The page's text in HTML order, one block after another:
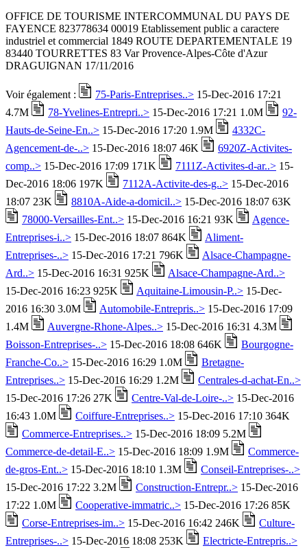
OFFICE DE TOURISME INTERCOMMUNAL DU PAYS DE
FAYENCE 823778634 00019 Etablissement public a caractere
industriel et commercial 1849 ROUTE DEPARTEMENTALE 19
83440 TOURRETTES 83 Var Provence-Alpes-Côte d'Azur
DRAGUIGNAN 17/11/2016
Voir également : 75-Paris-Entreprises..> 15-Dec-2016 17:21
4.7M
78-Yvelines-Entrepri..> 15-Dec-2016 17:21 1.0M
92-
Hauts-de-Seine-En..> 15-Dec-2016 17:20 1.9M
4332C-
Agencement-de-..> 15-Dec-2016 18:07 46K
6920Z-Activites-
comp..> 15-Dec-2016 17:09 171K 7111Z-Activites-d-ar..> 15-
Dec-2016 18:06 197K
7112A-Activite-des-g..> 15-Dec-2016
18:07 23K
8810A-Aide-a-domicil..> 15-Dec-2016 18:07 63K
78000-Versailles-Ent..> 15-Dec-2016 16:21 93K
Agence-
Entreprises-i..> 15-Dec-2016 18:07 864K
Aliment-
Entreprises-..> 15-Dec-2016 17:21 796K
Alsace-Champagne-
Ard..> 15-Dec-2016 16:31 925K
Alsace-Champagne-Ard..>
15-Dec-2016 16:23 925K
Aquitaine-Limousin-P..> 15-Dec-
2016 16:30 3.0M
Automobile-Entrepris..> 15-Dec-2016 17:09
1.4M
Auvergne-Rhone-Alpes..> 15-Dec-2016 16:31 4.3M
Boisson-Entreprises-..> 15-Dec-2016 18:08 646K
Bourgogne-
Franche-Co..> 15-Dec-2016 16:29 1.0M
Bretagne-
Entreprises..> 15-Dec-2016 16:29 1.2M
Centrales-d-achat-En..>
15-Dec-2016 17:26 27K
Centre-Val-de-Loire-..> 15-Dec-2016
16:43 1.0M
Coiffure-Entreprises..> 15-Dec-2016 17:10 364K
Commerce-Entreprises..> 15-Dec-2016 18:09 5.2M
Commerce-de-detail-E..> 15-Dec-2016 18:09 1.9M
Commerce-
de-gros-Ent..> 15-Dec-2016 18:10 1.3M
Conseil-Entreprises-..>
15-Dec-2016 17:22 3.2M
Construction-Entrepr..> 15-Dec-2016
17:22 1.0M
Cooperative-immatric..> 15-Dec-2016 17:26 85K
Corse-Entreprises-im..> 15-Dec-2016 16:42 246K
Culture-
Entreprises-..> 15-Dec-2016 18:08 253K
Electricte-Entrepris..>